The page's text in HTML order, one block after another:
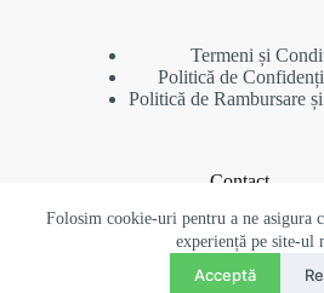
Folosim cookie-uri pentru a ne asigura
experiență pe site-ul
Acceptă
Termeni și
Politică de
Politică de Rambursare
Contact
Telefon: (+40) 734 480
Copyright © 2022 - 2026 Pigeons
rezervate - Acest site web este
EN